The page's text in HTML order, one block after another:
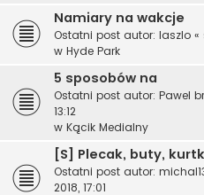
Namiary na wakcje
Ostatni post autor: laszlo «
w Hyde Park
5 sposobów na
Ostatni post autor: Pawel
13:12
w Kącik Medialny
[S] Plecak, buty,
Ostatni post autor:
2018, 17:01